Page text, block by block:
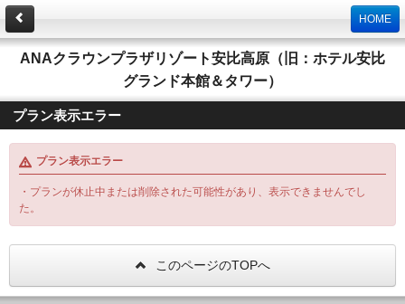
HOME
ANAクラウンプラザリゾート安比高原（旧：ホテル安比
グランド本館＆タワー）
プラン表示エラー
プラン表示エラー
・プランが休止中または削除された可能性があり、表示できませんでし
た。
このページのTOPへ